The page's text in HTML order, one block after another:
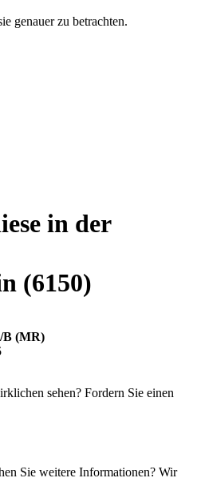
genauer zu betrachten.
in der
(6150)
B (MR)
sehen? Fordern Sie einen
Sie weitere Informationen? Wir